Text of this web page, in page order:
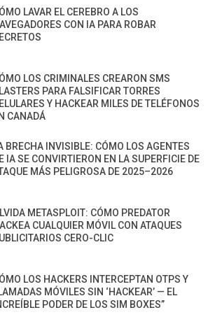
LAVAR EL CEREBRO A LOS
CON IA PARA ROBAR
LOS CRIMINALES CREARON SMS
PARA FALSIFICAR TORRES
Y HACKEAR MILES DE TELÉFONOS
CANADÁ
BRECHA INVISIBLE: CÓMO LOS AGENTES
IA SE CONVIRTIERON EN LA SUPERFICIE DE
MÁS PELIGROSA DE 2025–2026
METASPLOIT: CÓMO PREDATOR
CUALQUIER MÓVIL CON ATAQUES
CERO-CLIC
LOS HACKERS INTERCEPTAN OTPS Y
MÓVILES SIN ‘HACKEAR’ — EL
PODER DE LOS SIM BOXES”